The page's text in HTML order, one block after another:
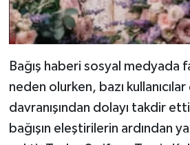
Bağış haberi sosyal medyada
neden olurken, bazı
davranışından dolayı takdir
bağışın eleştirilerin ardından